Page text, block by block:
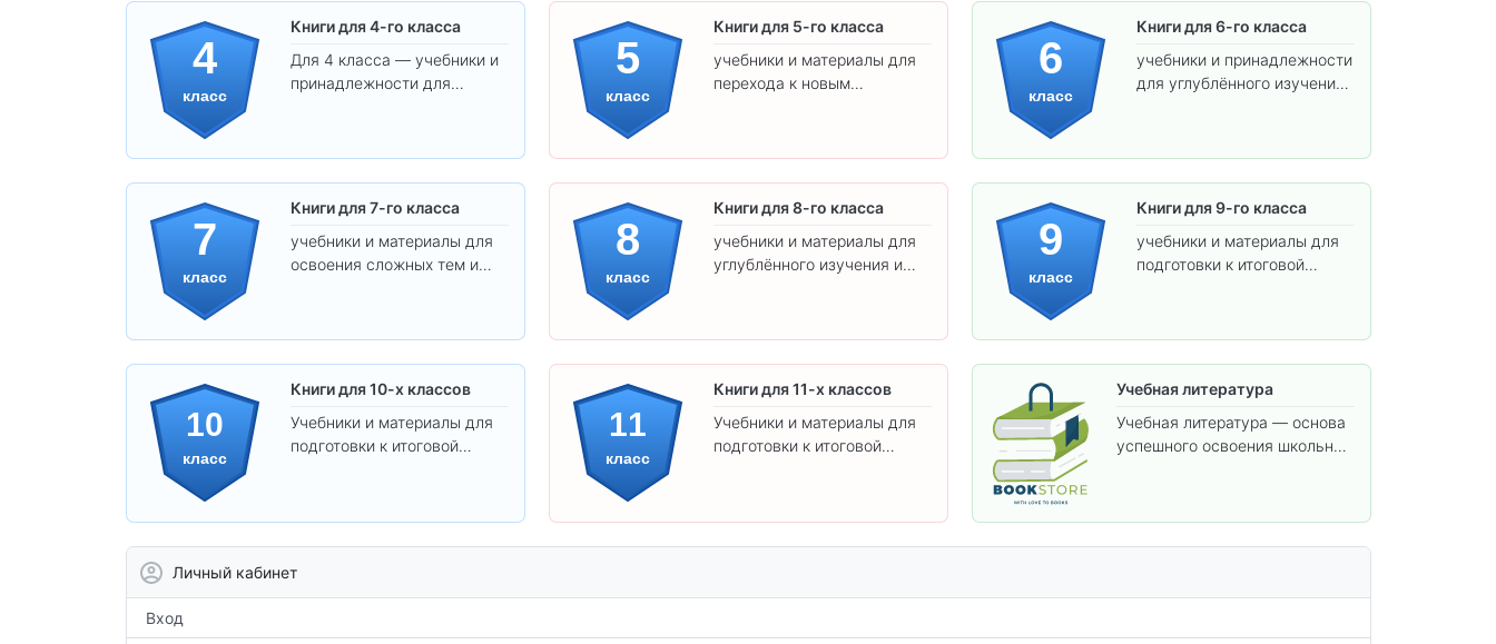
4
класс
Книги для 4-го класса
Для 4 класса — учебники и
принадлежности для
5
класс
Книги для 5-го класса
учебники и материалы для
перехода к новым
6
класс
Книги для 6-го класса
учебники и принадлежности
для углублённого изучения
7
класс
Книги для 7-го класса
учебники и материалы для
освоения сложных тем и
8
класс
Книги для 8-го класса
учебники и материалы для
углублённого изучения и
9
класс
Книги для 9-го класса
учебники и материалы для
подготовки к итоговой
10
класс
Книги для 10-х классов
Учебники и материалы для
подготовки к итоговой
11
класс
Книги для 11-х классов
Учебники и материалы для
подготовки к итоговой
Учебная литература
Учебная литература — основа
успешного освоения школьной
предметам.
Личный кабинет
Вход